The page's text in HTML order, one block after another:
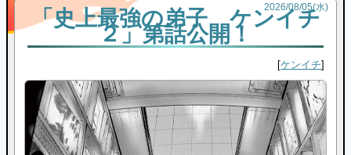
2026/08/05(水)
「史上最強の弟子 ケンイチ
２」第話公開！
ケンイチ